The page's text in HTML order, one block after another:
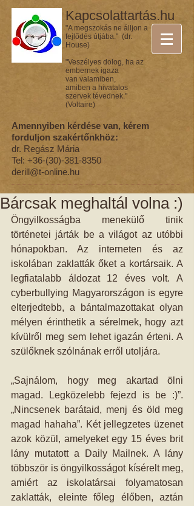
Kapcsolattartás.hu
"A megszokás ne álljon a
fejlődés útjába." (dr.
House)
"Veszélyes dolog, ha az
embernek igaza
van valamiben,
amiben a hivatalos
szervek tévednek."
(Voltaire)
Amennyiben kérdése van, kérem
forduljon szakértőnkhöz:
dr. Regász Mária
Tel: +36-(30)-381-8350
derill@t-online.hu
Bárcsak meghaltál volna :)
Öngyilkosságba menekülő tinik
történetei járták be a világot az utóbbi
hónapokban. Az interneten és az
iskolában zaklatták őket a kortársaik. A
legfiatalabb áldozat 12 éves volt. A
cyberbullying Magyarországon is egyre
elterjedtebb, a bántalmazottakat olyan
mélyen érinthetik a sérelmek, hogy azt
kívülről meg sem lehet igazán érteni. A
szülőknek szólnának erről utoljára.
„Sajnálom, hogy meg akartad ölni
magad. Legközelebb fejezd is be :)”.
„Nincsenek barátaid, menj és öld meg
magad hahaha”. Két jellegzetes üzenet
azok közül, amelyeket egy 15 éves brit
lány mutatott a Daily Mailnek. A lány
többször is öngyilkosságot kísérelt meg,
amiért az iskolatársai folyamatosan
zaklatták, eleinte főleg élőben, aztán